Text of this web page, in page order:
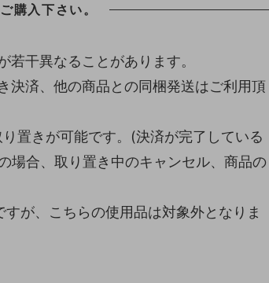
購入下さい。
干異なることがあります。
決済、他の商品との同梱発送はご利用頂
置きが可能です。(決済が完了している
場合、取り置き中のキャンセル、商品の
が、こちらの使用品は対象外となりま